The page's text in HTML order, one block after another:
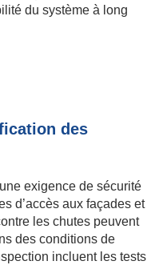
du système à long
des
exigence de sécurité
d’accès aux façades et
les chutes peuvent
des conditions de
incluent les tests